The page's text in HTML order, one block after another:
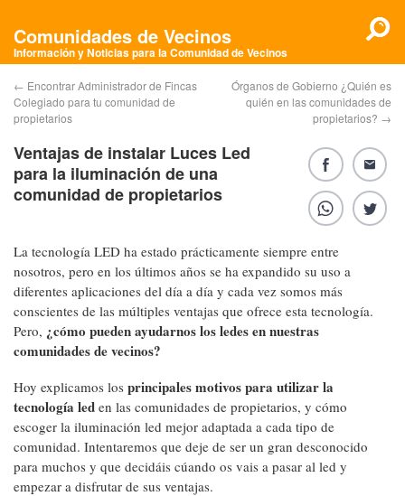
Comunidades de Vecinos
Información y Noticias para la Comunidad de Vecinos
← Encontrar Administrador de Fincas
Colegiado para tu comunidad de
propietarios
Órganos de Gobierno ¿Quién es
quién en las comunidades de
propietarios? →
Ventajas de instalar Luces Led
para la iluminación de una
comunidad de propietarios
La tecnología LED ha estado prácticamente siempre entre
nosotros, pero en los últimos años se ha expandido su uso a
diferentes aplicaciones del día a día y cada vez somos más
conscientes de las múltiples ventajas que ofrece esta tecnología.
Pero, ¿cómo pueden ayudarnos los ledes en nuestras
comunidades de vecinos?
Hoy explicamos los principales motivos para utilizar la
tecnología led en las comunidades de propietarios, y cómo
escoger la iluminación led mejor adaptada a cada tipo de
comunidad. Intentaremos que deje de ser un gran desconocido
para muchos y que decidáis cúando os vais a pasar al led y
empezar a disfrutar de sus ventajas.